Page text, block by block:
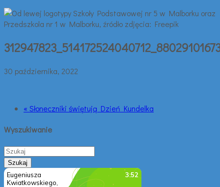
30 października, 2022
« Słoneczniki świętują Dzień Kundelka
Wyszukiwanie